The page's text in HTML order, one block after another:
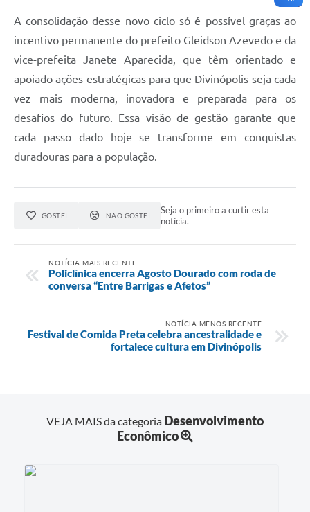
A consolidação desse novo ciclo só é possível graças ao
incentivo permanente do prefeito Gleidson Azevedo e da
vice-prefeita Janete Aparecida, que têm orientado e
apoiado ações estratégicas para que Divinópolis seja cada
vez mais moderna, inovadora e preparada para os
desafios do futuro. Essa visão de gestão garante que
cada passo dado hoje se transforme em conquistas
duradouras para a população.
GOSTEI NÃO GOSTEI
Seja o primeiro a curtir esta
notícia.
NOTÍCIA MAIS RECENTE
Policlínica encerra Agosto Dourado com roda de
conversa “Entre Barrigas e Afetos”
NOTÍCIA MENOS RECENTE
Festival de Comida Preta celebra ancestralidade e
fortalece cultura em Divinópolis
VEJA MAIS da categoria Desenvolvimento
Econômico